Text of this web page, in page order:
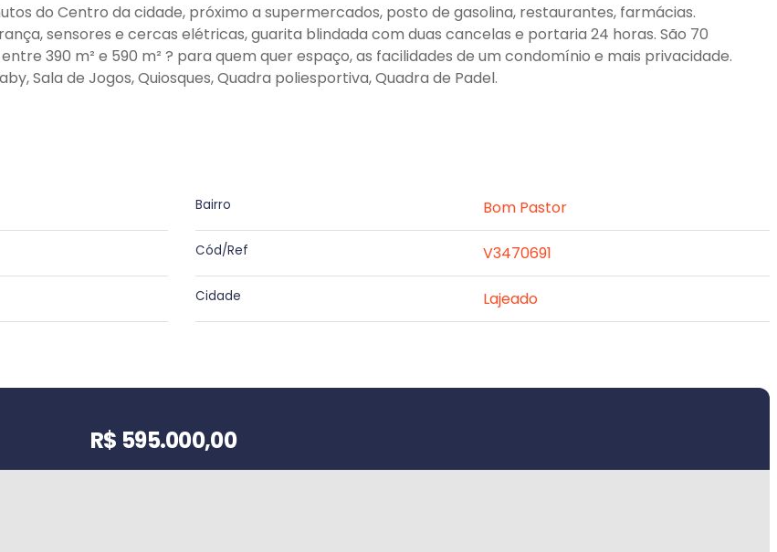
do Centro da cidade, próximo a supermercados, posto de gasolina, restaurantes, farmácias.
sensores e cercas elétricas, guarita blindada com duas cancelas e portaria 24 horas. São 70
390 m² e 590 m² ? para quem quer espaço, as facilidades de um condomínio e mais privacidade.
Sala de Jogos, Quiosques, Quadra poliesportiva, Quadra de Padel.
Bairro Bom Pastor
Cód/Ref V3470691
Cidade Lajeado
R$ 595.000,00